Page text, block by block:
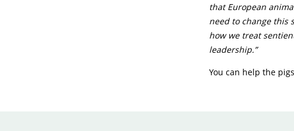
that European
need to change this
how we treat
leadership.”
You can help the